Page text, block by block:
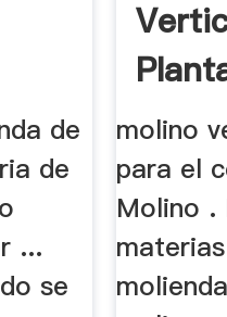
de
de
...
se
molino
para el
Molino .